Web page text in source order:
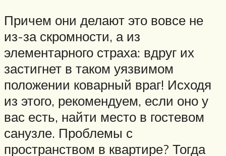
Причем они делают это вовсе не
из-за скромности, а из
элементарного страха: вдруг их
застигнет в таком уязвимом
положении коварный враг! Исходя
из этого, рекомендуем, если оно у
вас есть, найти место в гостевом
санузле. Проблемы с
пространством в квартире? Тогда